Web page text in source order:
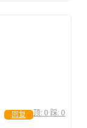
顶: 0 踩: 0
回复